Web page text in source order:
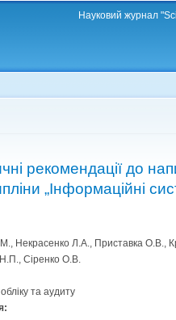
Науковий журнал
рекомендації до
„Інформаційні
Некрасенко Л.А., Приставка О.В.,
Сіренко О.В.
обліку та аудиту